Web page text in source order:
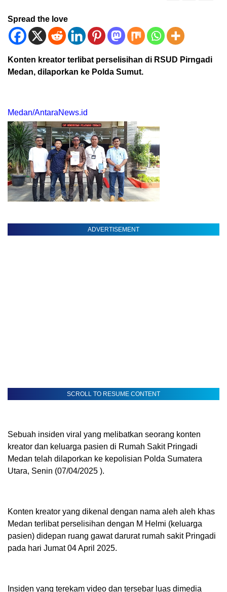
Spread the love
Konten kreator terlibat perselisihan di RSUD Pirngadi
Medan, dilaporkan ke Polda Sumut.
Medan/AntaraNews.id
ADVERTISEMENT
SCROLL TO RESUME CONTENT
Sebuah insiden viral yang melibatkan seorang konten
kreator dan keluarga pasien di Rumah Sakit Pringadi
Medan telah dilaporkan ke kepolisian Polda Sumatera
Utara, Senin (07/04/2025 ).
Konten kreator yang dikenal dengan nama aleh aleh khas
Medan terlibat perselisihan dengan M Helmi (keluarga
pasien) didepan ruang gawat darurat rumah sakit Pringadi
pada hari Jumat 04 April 2025.
Insiden yang terekam video dan tersebar luas dimedia